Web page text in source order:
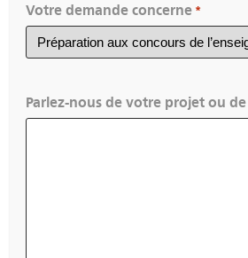
Présentation
différenciation est au centre des
Votre demande concerne *
Parlez-nous de votre projet ou